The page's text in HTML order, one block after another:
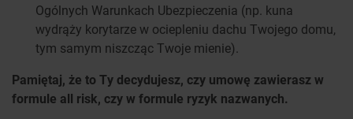
Ogólnych Warunkach Ubezpieczenia (np. kuna
wydrąży korytarze w ociepleniu dachu Twojego domu,
tym samym niszcząc Twoje mienie).
Pamiętaj, że to Ty decydujesz, czy umowę zawierasz w
formule all risk, czy w formule ryzyk nazwanych.